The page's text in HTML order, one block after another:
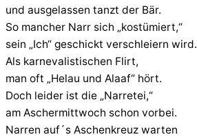
und ausgelassen tanzt der Bär.
So mancher Narr sich „kostümiert,“
sein „Ich“ geschickt verschleiern wird.
Als karnevalistischen Flirt,
man oft „Helau und Alaaf“ hört.
Doch leider ist die „Narretei,“
am Aschermittwoch schon vorbei.
Narren auf´s Aschenkreuz warten